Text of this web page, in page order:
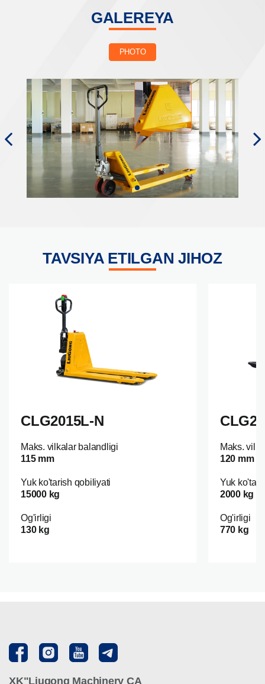
GALEREYA
PHOTO
TAVSIYA ETILGAN JIHOZ
CLG2015L-N
Maks. vilkalar balandligi
115 mm
Yuk ko'tarish qobiliyati
15000 kg
Og'irligi
130 kg
Maks.
120 mm
Yuk
2000 kg
Og'irligi
770 kg
XK"Liugong Machinery CA